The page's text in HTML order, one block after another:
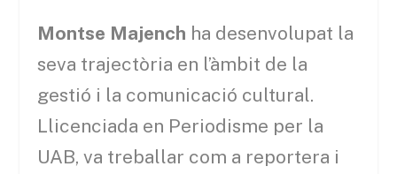
Montse Majench ha desenvolupat la
seva trajectòria en l’àmbit de la
gestió i la comunicació cultural.
Llicenciada en Periodisme per la
UAB, va treballar com a reportera i